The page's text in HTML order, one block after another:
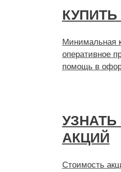
Минимальная
оперативное
помощь в
УЗНАТЬ
АКЦИЙ
Стоимость